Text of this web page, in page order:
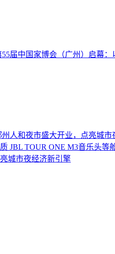
55届中国家博会（广州）启幕
州人和夜市盛大开业，点亮城市
JBL TOUR ONE M3音乐头等
城市夜经济新引擎